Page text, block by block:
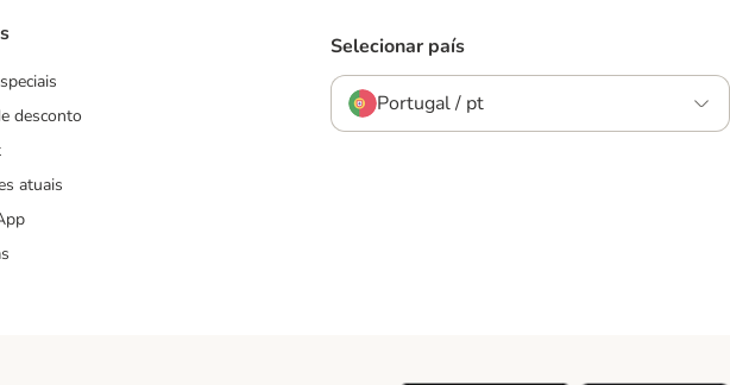
desconto
atuais
Selecionar país
Portugal / pt